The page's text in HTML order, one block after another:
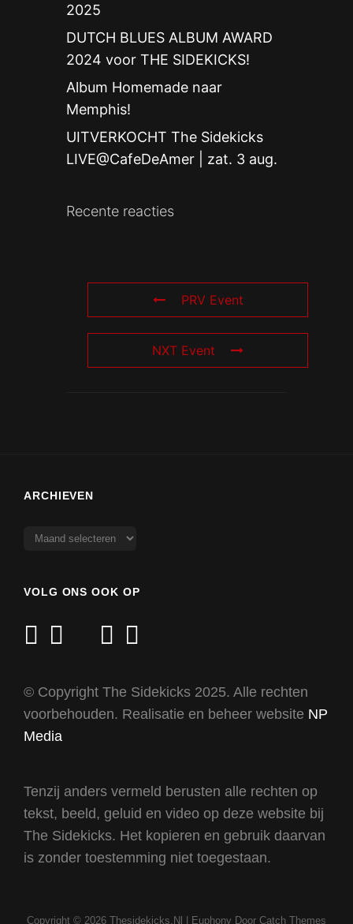
2025
DUTCH BLUES ALBUM AWARD
2024 voor THE SIDEKICKS!
Album Homemade naar
Memphis!
UITVERKOCHT The Sidekicks
LIVE@CafeDeAmer | zat. 3 aug.
Recente reacties
PRV Event
NXT Event
ARCHIEVEN
Archieven
VOLG ONS OOK OP
facebook
twitter
mail youtube
© Copyright The Sidekicks 2025. Alle rechten
voorbehouden. Realisatie en beheer website NP
Media
Tenzij anders vermeld berusten alle rechten op
tekst, beeld, geluid en video op deze website bij
The Sidekicks. Het kopieren en gebruik daarvan
is zonder toestemming niet toegestaan.
Copyright © 2026 Thesidekicks.nl | Euphony Door Catch Themes